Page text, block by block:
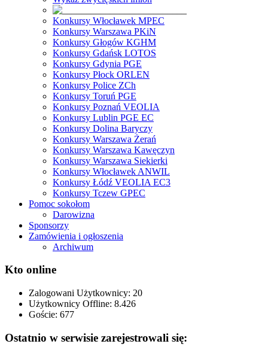
Konkursy Włocławek MPEC
Konkursy Warszawa PKiN
Konkursy Głogów KGHM
Konkursy Gdańsk LOTOS
Konkursy Gdynia PGE
Konkursy Płock ORLEN
Konkursy Police ZCh
Konkursy Toruń PGE
Konkursy Poznań VEOLIA
Konkursy Lublin PGE EC
Konkursy Dolina Baryczy
Konkursy Warszawa Żerań
Konkursy Warszawa Kawęczyn
Konkursy Warszawa Siekierki
Konkursy Włocławek ANWIL
Konkursy Łódź VEOLIA EC3
Konkursy Tczew GPEC
Pomoc sokołom
Darowizna
Sponsorzy
Zamówienia i ogłoszenia
Archiwum
Kto online
Zalogowani Użytkownicy: 20
Użytkownicy Offline: 8.426
Goście: 677
Ostatnio w serwisie zarejestrowali się: